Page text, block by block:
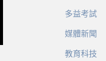
多益考試
媒體新聞
教育科技